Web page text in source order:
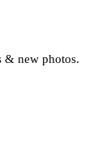
& new photos.